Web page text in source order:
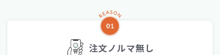
注文ノルマ無し